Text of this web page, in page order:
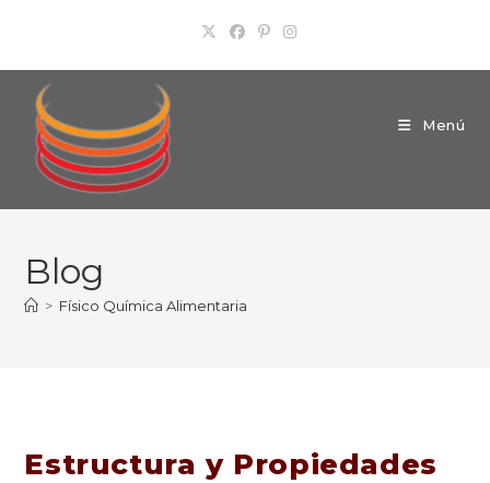
contenido
Menú
Blog
> Físico Química Alimentaria
Estructura y Propiedades